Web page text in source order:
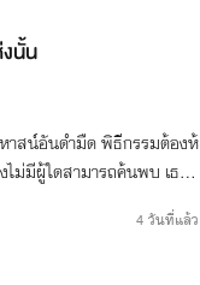
นั้น
าสน์อันดำมืด พิธีกรรมต้องห้
ม่มีผู้ใดสามารถค้นพบ เธ
4 วันที่แล้ว